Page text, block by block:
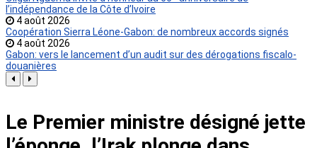
l’indépendance de la Côte d’Ivoire
4 août 2026
Coopération Sierra Léone-Gabon: de nombreux accords signés
4 août 2026
Gabon: vers le lancement d’un audit sur des dérogations fiscalo-
douanières
Le Premier ministre désigné jette